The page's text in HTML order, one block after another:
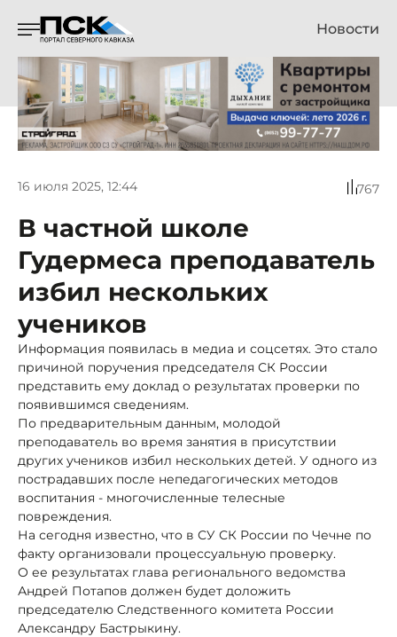
Новости
16 июля 2025, 12:44 767
В частной школе
Гудермеса преподаватель
избил нескольких
учеников
Информация появилась в медиа и соцсетях. Это стало
причиной поручения председателя СК России
представить ему доклад о результатах проверки по
появившимся сведениям.
По предварительным данным, молодой
преподаватель во время занятия в присутствии
других учеников избил нескольких детей. У одного из
пострадавших после непедагогических методов
воспитания - многочисленные телесные
повреждения.
На сегодня известно, что в СУ СК России по Чечне по
факту организовали процессуальную проверку.
О ее результатах глава регионального ведомства
Андрей Потапов должен будет доложить
председателю Следственного комитета России
Александру Бастрыкину.